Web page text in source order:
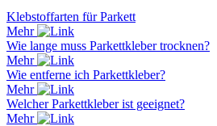
Klebstoffarten für Parkett
Mehr
Wie lange muss Parkettkleber trocknen?
Mehr
Wie entferne ich Parkettkleber?
Mehr
Welcher Parkettkleber ist geeignet?
Mehr